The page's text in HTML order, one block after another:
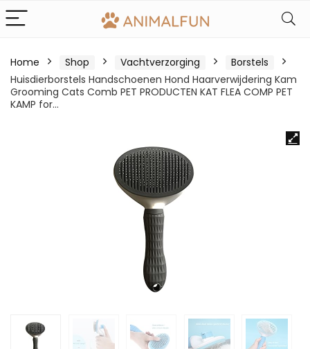
Home Shop Vachtverzorging
Borstels
Huisdierborstels Handschoenen Hond Haarverwijdering Kam
Grooming Cats Comb PET PRODUCTEN KAT FLEA COMP PET
KAMP for…